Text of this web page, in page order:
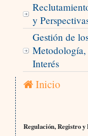
y
Gestión de
Metodología,
Interés
Inicio
Regulación, Registro